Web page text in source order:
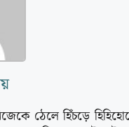
ঠেলে হিঁচড়ে